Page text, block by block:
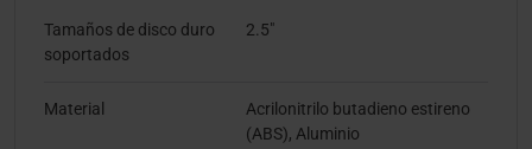
Tamaños de disco duro
soportados
2.5"
Material
Acrilonitrilo butadieno estireno
(ABS), Aluminio